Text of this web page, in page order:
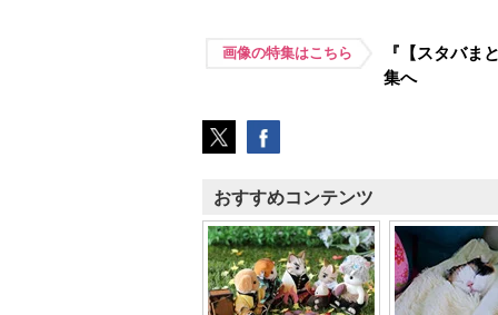
画像の特集はこちら
『【スタバま
集へ
おすすめコンテンツ